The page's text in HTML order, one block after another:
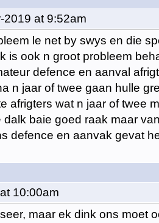
2019 at 9:52am
le net by swys en die
is ook n groot probleem
defence en aanval
n jaar of twee gaan hulle
afrigters wat n jaar of twee
baie goed raak maar
defence en aanvak gevat
10:00am
maar ek dink ons moet